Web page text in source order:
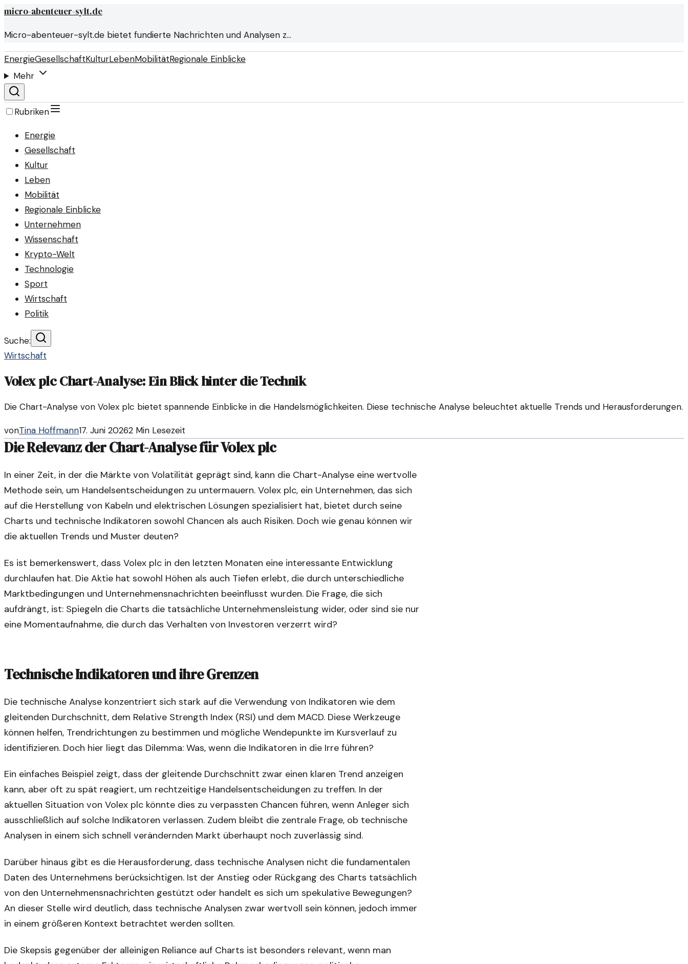
micro-abenteuer-sylt.de
Micro-abenteuer-sylt.de bietet fundierte Nachrichten und Analysen z…
EnergieGesellschaftKulturLebenMobilitätRegionale Einblicke
Mehr
Rubriken
Energie
Gesellschaft
Kultur
Leben
Mobilität
Regionale Einblicke
Unternehmen
Wissenschaft
Krypto-Welt
Technologie
Sport
Wirtschaft
Politik
Suche:
Wirtschaft
Volex plc Chart-Analyse: Ein Blick hinter die Technik
Die Chart-Analyse von Volex plc bietet spannende Einblicke in die Handelsmöglichkeiten. Diese technische Analyse beleuchtet aktuelle Trends und Herausforderungen.
vonTina Hoffmann17. Juni 20262 Min Lesezeit
Die Relevanz der Chart-Analyse für Volex plc
In einer Zeit, in der die Märkte von Volatilität geprägt sind, kann die Chart-Analyse eine wertvolle
Methode sein, um Handelsentscheidungen zu untermauern. Volex plc, ein Unternehmen, das sich
auf die Herstellung von Kabeln und elektrischen Lösungen spezialisiert hat, bietet durch seine
Charts und technische Indikatoren sowohl Chancen als auch Risiken. Doch wie genau können wir
die aktuellen Trends und Muster deuten?
Es ist bemerkenswert, dass Volex plc in den letzten Monaten eine interessante Entwicklung
durchlaufen hat. Die Aktie hat sowohl Höhen als auch Tiefen erlebt, die durch unterschiedliche
Marktbedingungen und Unternehmensnachrichten beeinflusst wurden. Die Frage, die sich
aufdrängt, ist: Spiegeln die Charts die tatsächliche Unternehmensleistung wider, oder sind sie nur
eine Momentaufnahme, die durch das Verhalten von Investoren verzerrt wird?
Technische Indikatoren und ihre Grenzen
Die technische Analyse konzentriert sich stark auf die Verwendung von Indikatoren wie dem
gleitenden Durchschnitt, dem Relative Strength Index (RSI) und dem MACD. Diese Werkzeuge
können helfen, Trendrichtungen zu bestimmen und mögliche Wendepunkte im Kursverlauf zu
identifizieren. Doch hier liegt das Dilemma: Was, wenn die Indikatoren in die Irre führen?
Ein einfaches Beispiel zeigt, dass der gleitende Durchschnitt zwar einen klaren Trend anzeigen
kann, aber oft zu spät reagiert, um rechtzeitige Handelsentscheidungen zu treffen. In der
aktuellen Situation von Volex plc könnte dies zu verpassten Chancen führen, wenn Anleger sich
ausschließlich auf solche Indikatoren verlassen. Zudem bleibt die zentrale Frage, ob technische
Analysen in einem sich schnell verändernden Markt überhaupt noch zuverlässig sind.
Darüber hinaus gibt es die Herausforderung, dass technische Analysen nicht die fundamentalen
Daten des Unternehmens berücksichtigen. Ist der Anstieg oder Rückgang des Charts tatsächlich
von den Unternehmensnachrichten gestützt oder handelt es sich um spekulative Bewegungen?
An dieser Stelle wird deutlich, dass technische Analysen zwar wertvoll sein können, jedoch immer
in einem größeren Kontext betrachtet werden sollten.
Die Skepsis gegenüber der alleinigen Reliance auf Charts ist besonders relevant, wenn man